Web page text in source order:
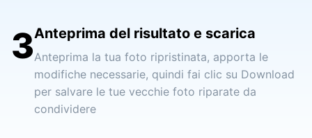
3Anteprima del risultato e scarica
Anteprima la tua foto ripristinata, apporta le
modifiche necessarie, quindi fai clic su Download
per salvare le tue vecchie foto riparate da
condividere